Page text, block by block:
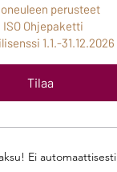
perusteet
ISO Ohjepaketti
1.1.-31.12.2026
Tilaa
Ei automaattisesti